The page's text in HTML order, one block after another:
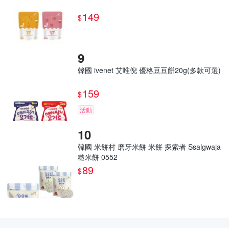
$149
韓國 ivenet 艾唯倪 優格豆豆餅20g(多款可選)
$159
活動
韓國 米餅村 磨牙米餅 米餅 探索者 Ssalgwaja
糙米餅 0552
$89